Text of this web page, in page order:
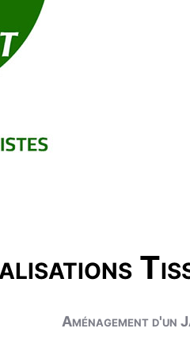
Aménagement d'un